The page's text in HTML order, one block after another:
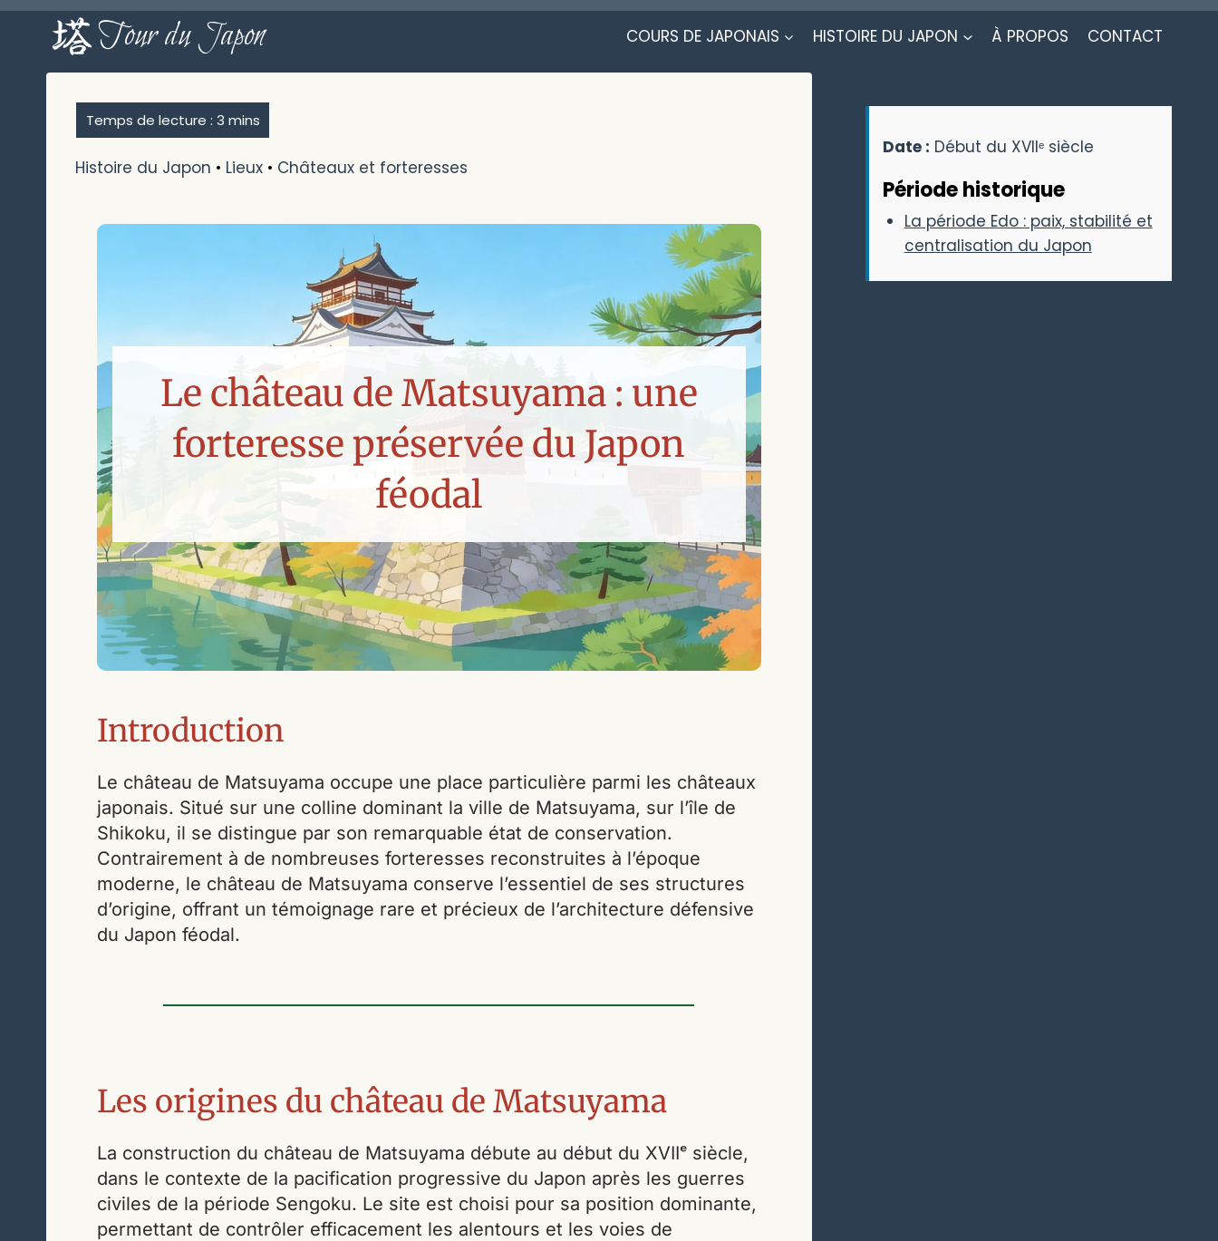
Aller
Tour du Japon COURS DE JAPONAIS HISTOIRE DU JAPON À PROPOS CONTACT
Histoire du Japon • Lieux • Châteaux et forteresses
Le château de Matsuyama : une
forteresse préservée du Japon
féodal
Introduction
Le château de Matsuyama occupe une place particulière parmi les châteaux
japonais. Situé sur une colline dominant la ville de Matsuyama, sur l’île de
Shikoku, il se distingue par son remarquable état de conservation.
Contrairement à de nombreuses forteresses reconstruites à l’époque
moderne, le château de Matsuyama conserve l’essentiel de ses structures
d’origine, offrant un témoignage rare et précieux de l’architecture défensive
du Japon féodal.
Les origines du château de Matsuyama
La construction du château de Matsuyama débute au début du XVIIᵉ siècle,
dans le contexte de la pacification progressive du Japon après les guerres
civiles de la période Sengoku. Le site est choisi pour sa position dominante,
permettant de contrôler efficacement les alentours et les voies de
Date : Début du XVIIᵉ siècle
Période historique
La période Edo : paix, stabilité et
centralisation du Japon